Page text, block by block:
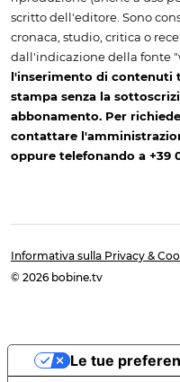
scritto dell'editore. Sono
cronaca, studio, critica o
dall'indicazione della fonte
l'inserimento di contenuti
stampa senza la
abbonamento. Per
contattare
oppure telefonando a +39
Informativa sulla Privacy &
© 2026 bobine.tv
Le tue